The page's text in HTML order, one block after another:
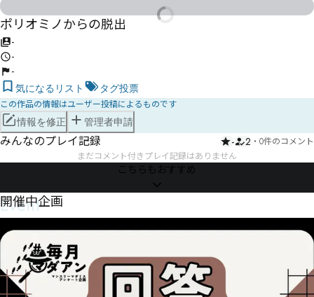
ポリオミノからの脱出
-
-
-
気になるリスト タグ投票
この作品の情報はユーザー投稿によるものです
情報を修正 管理者申請
みんなのプレイ記録 - 2 ・ 0件のコメント
まだコメント付きプレイ記録はありません
こちらもおすすめ
Event
開催中企画